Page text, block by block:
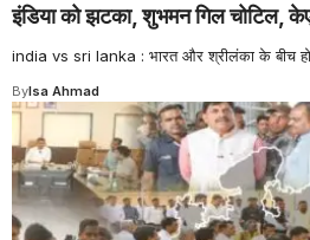
इंडिया को झटका, शुभमन गिल चोटिल,
india vs sri lanka : भारत और श्रीलंका के बीच
ByIsa Ahmad